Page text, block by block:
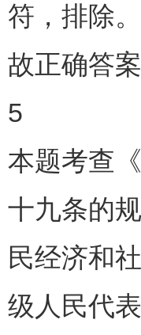
符，排除。
故正确答案
5
本题考查
十九条的
民经济和
级人民代